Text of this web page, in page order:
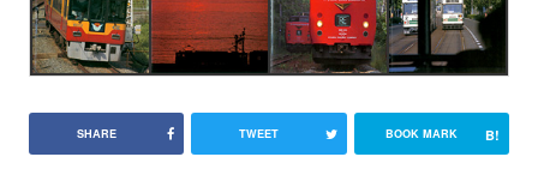
SHARE TWEET BOOK MARK B!